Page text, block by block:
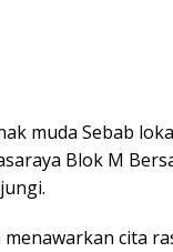
muda Sebab
Blok M
cita